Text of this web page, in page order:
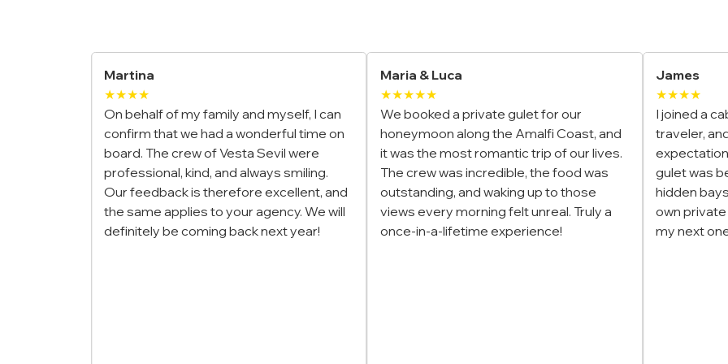
Maria & Luca
★★★★★
We booked a private gulet for our
honeymoon along the Amalfi Coast, and
it was the most romantic trip of our lives.
The crew was incredible, the food was
outstanding, and waking up to those
views every morning felt unreal. Truly a
once-in-a-lifetime experience!
James
★★★★
I joined a cabin charter in Türkiye as a solo
traveler, and it exceeded my
expectations. The group was fun, the
gulet was beautiful, and the stops at
hidden bays made it feel like we had our
own private paradise. Already planning
my next one!
Elena &
★★★★
We
in Greece,
The kids
while we
and
tailored just
trip stress-